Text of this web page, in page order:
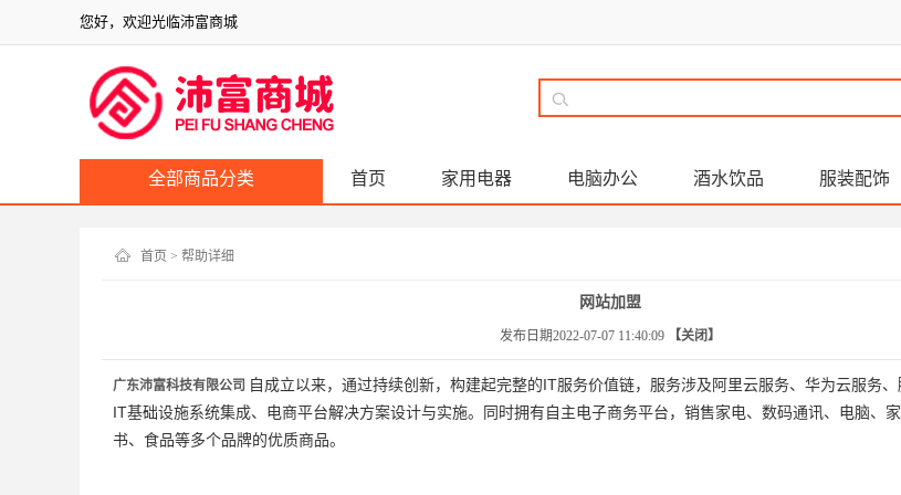
您好，欢迎光临沛富商城
全部商品分类 首页 家用电器 电脑办公 酒水饮品 服装配饰
首页 > 帮助详细
网站加盟
发布日期2022-07-07 11:40:09 【关闭】
广东沛富科技有限公司 自成立以来，通过持续创新，构建起完整的IT服务价值链，服务涉及阿里云服务、 华为云服务、
IT基础设施系统集成、 电商平台解决方案设计与实施。 同 时拥有自主电子商务平台， 销售家电、数码通讯、电脑、
书、食品等多个品牌的优质商品。